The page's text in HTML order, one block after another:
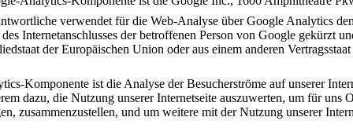
verwendet für die Web-Analyse über Google Analytics
Internetanschlusses der betroffenen Person von Google gekürzt
der Europäischen Union oder aus einem anderen
Komponente ist die Analyse der Besucherströme auf unserer
dazu, die Nutzung unserer Internetseite auszuwerten, um für
zusammenzustellen, und um weitere mit der Nutzung unserer